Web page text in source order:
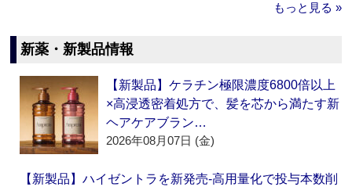
もっと見る »
新薬・新製品情報
【新製品】ケラチン極限濃度6800倍以上
×高浸透密着処方で、髪を芯から満たす新
ヘアケアブラン…
2026年08月07日 (金)
【新製品】ハイゼントラを新発売‐高用量化で投与本数削